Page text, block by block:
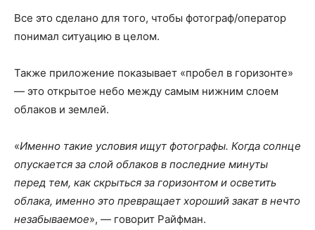
Все это сделано для того, чтобы фотограф/оператор
понимал ситуацию в целом.
Также приложение показывает «пробел в горизонте»
— это открытое небо между самым нижним слоем
облаков и землей.
«Именно такие условия ищут фотографы. Когда солнце
опускается за слой облаков в последние минуты
перед тем, как скрыться за горизонтом и осветить
облака, именно это превращает хороший закат в нечто
незабываемое», — говорит Райфман.